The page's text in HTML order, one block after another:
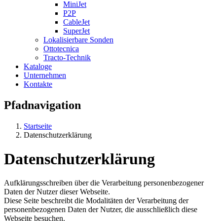
MiniJet
P2P
CableJet
SuperJet
Lokalisierbare Sonden
Ottotecnica
Tracto-Technik
Kataloge
Unternehmen
Kontakte
Pfadnavigation
Startseite
Datenschutzerklärung
Datenschutzerklärung
Aufklärungsschreiben über die Verarbeitung personenbezogener
Daten der Nutzer dieser Webseite.
Diese Seite beschreibt die Modalitäten der Verarbeitung der
personenbezogenen Daten der Nutzer, die ausschließlich diese
Webseite besuchen.